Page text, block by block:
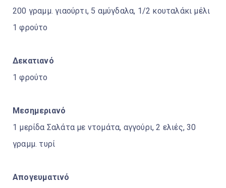
200 γραμμ. γιαούρτι, 5 αμύγδαλα, 1/2 κουταλάκι μέλι
1 φρούτο
Δεκατιανό
1 φρούτο
Μεσημεριανό
1 μερίδα Σαλάτα με ντομάτα, αγγούρι, 2 ελιές, 30
γραμμ. τυρί
Απογευματινό